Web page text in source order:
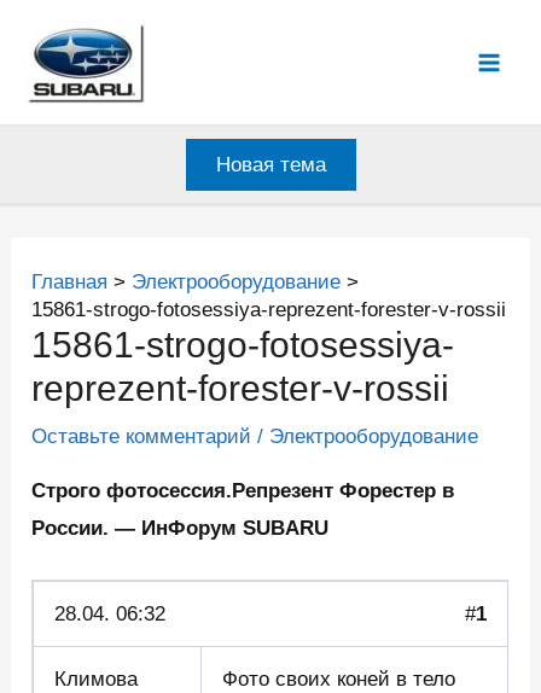
содержимому
Новая тема
Главная
Электрооборудование
15861-strogo-fotosessiya-reprezent-forester-v-rossii
15861-strogo-fotosessiya-
reprezent-forester-v-rossii
Оставьте комментарий / Электрооборудование
Строго фотосессия.Репрезент Форестер в
России. — ИнФорум SUBARU
28.04. 06:32 #1
Климова
Фото своих коней в тело